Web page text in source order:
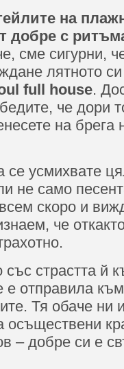
на
добре с
сме сигурни,
лятното
full house.
че дори
на брега
се усмихвате
не само
скоро и
че
страстта й
е отправила
Тя обаче ни
осъществени
– добре си е